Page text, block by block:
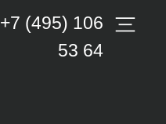
+7 (495) 106
53 64